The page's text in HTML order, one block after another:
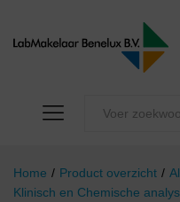
Home / Product overzicht /
Klinisch en Chemische